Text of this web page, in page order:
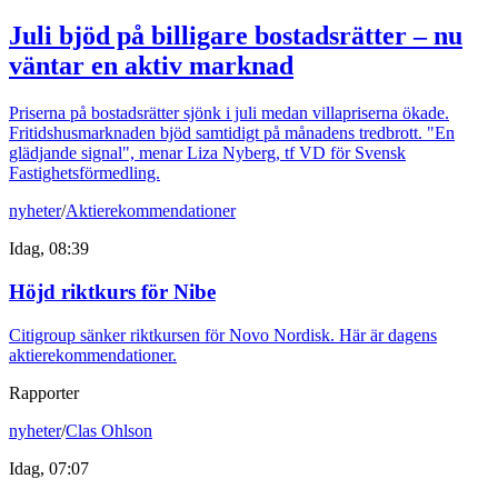
Juli bjöd på billigare bostadsrätter – nu
väntar en aktiv marknad
Priserna på bostadsrätter sjönk i juli medan villapriserna ökade.
Fritidshusmarknaden bjöd samtidigt på månadens tredbrott. "En
glädjande signal", menar Liza Nyberg, tf VD för Svensk
Fastighetsförmedling.
nyheter/Aktierekommendationer
Idag, 08:39
Höjd riktkurs för Nibe
Citigroup sänker riktkursen för Novo Nordisk. Här är dagens
aktierekommendationer.
Rapporter
nyheter/Clas Ohlson
Idag, 07:07